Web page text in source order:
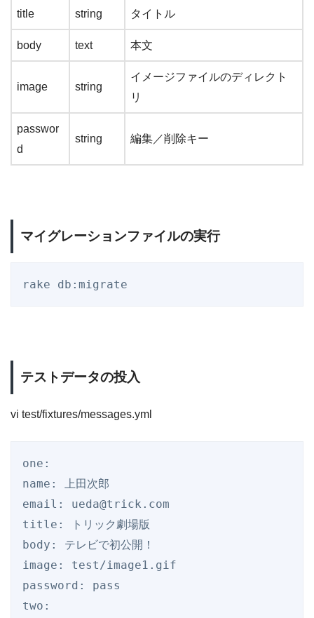
title string タイトル
body text 本文
image string
イメージファイルのディレクト
リ
passwor
d
string 編集／削除キー
マイグレーションファイルの実行
テストデータの投入
vi test/fixtures/messages.yml
one:
name: 上田次郎
email: ueda@trick.com
title: トリック劇場版
body: テレビで初公開！
image: test/image1.gif
password: pass
two: